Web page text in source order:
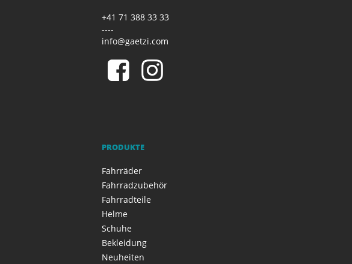
+41 71 388 33 33
----
info@gaetzi.com
PRODUKTE
Fahrräder
Fahrradzubehör
Fahrradteile
Helme
Schuhe
Bekleidung
Neuheiten